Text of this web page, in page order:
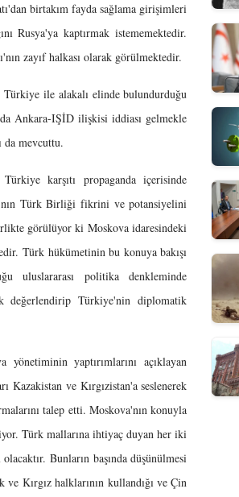
birtakım fayda sağlama girişimleri
Rusya'ya kaptırmak istememektedir.
zayıf halkası olarak görülmektedir.
Türkiye ile alakalı elinde bulundurduğu
Ankara-IŞİD ilişkisi iddiası gelmekle
da mevcuttu.
Türkiye karşıtı propaganda içerisinde
Türk Birliği fikrini ve potansiyelini
görülüyor ki Moskova idaresindeki
Türk hükümetinin bu konuya bakışı
uluslararası politika denkleminde
değerlendirip Türkiye'nin diplomatik
yaptırımlarını açıklayan
ve Kırgızistan'a seslenerek
talep etti. Moskova'nın konuyla
Türk mallarına ihtiyaç duyan her iki
Bunların başında düşünülmesi
Kırgız halklarının kullandığı ve Çin